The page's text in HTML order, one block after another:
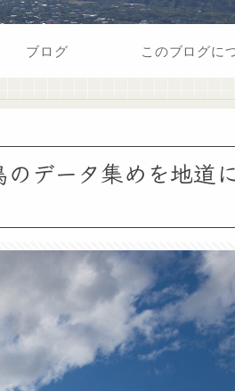
ブログ このブログに
データ集めを地道